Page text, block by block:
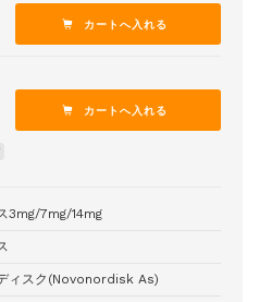
3mg/7mg/14mg
ィスク(Novonordisk As)